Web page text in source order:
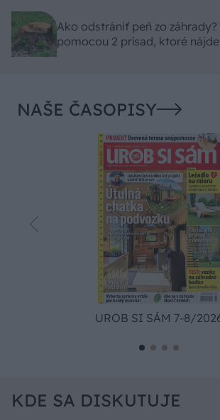
Ako odstrániť peň zo
pomocou 2 prísad, ktoré
NAŠE ČASOPISY
UROB SI SÁM 7-8/
KDE SA DISKUTUJE